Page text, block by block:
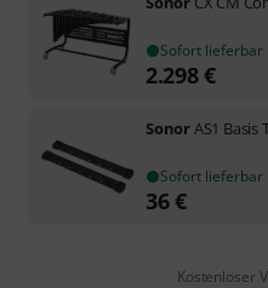
Sofort lieferbar
2.298€
SonorAS1 Basis
Sofort lieferbar
36€
Kostenloser